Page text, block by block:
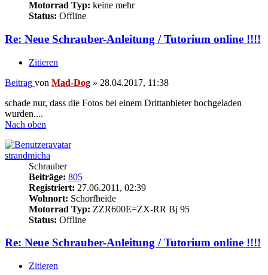
Motorrad Typ: keine mehr
Status: Offline
Re: Neue Schrauber-Anleitung / Tutorium online !!!!
Zitieren
Beitrag von Mad-Dog » 28.04.2017, 11:38
schade nur, dass die Fotos bei einem Drittanbieter hochgeladen
wurden....
Nach oben
strandmicha
Schrauber
Beiträge: 805
Registriert: 27.06.2011, 02:39
Wohnort: Schorfheide
Motorrad Typ: ZZR600E=ZX-RR Bj 95
Status: Offline
Re: Neue Schrauber-Anleitung / Tutorium online !!!!
Zitieren